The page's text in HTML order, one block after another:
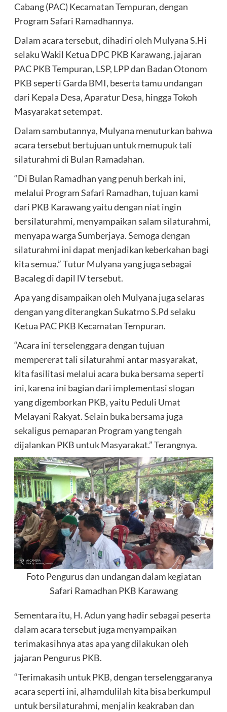
Cabang (PAC) Kecamatan Tempuran, dengan
Program Safari Ramadhannya.
Dalam acara tersebut, dihadiri oleh Mulyana S.Hi
selaku Wakil Ketua DPC PKB Karawang, jajaran
PAC PKB Tempuran, LSP, LPP dan Badan Otonom
PKB seperti Garda BMI, beserta tamu undangan
dari Kepala Desa, Aparatur Desa, hingga Tokoh
Masyarakat setempat.
Dalam sambutannya, Mulyana menuturkan bahwa
acara tersebut bertujuan untuk memupuk tali
silaturahmi di Bulan Ramadahan.
“Di Bulan Ramadhan yang penuh berkah ini,
melalui Program Safari Ramadhan, tujuan kami
dari PKB Karawang yaitu dengan niat ingin
bersilaturahmi, menyampaikan salam silaturahmi,
menyapa warga Sumberjaya. Semoga dengan
silaturahmi ini dapat menjadikan keberkahan bagi
kita semua.” Tutur Mulyana yang juga sebagai
Bacaleg di dapil lV tersebut.
Apa yang disampaikan oleh Mulyana juga selaras
dengan yang diterangkan Sukatmo S.Pd selaku
Ketua PAC PKB Kecamatan Tempuran.
“Acara ini terselenggara dengan tujuan
mempererat tali silaturahmi antar masyarakat,
kita fasilitasi melalui acara buka bersama seperti
ini, karena ini bagian dari implementasi slogan
yang digemborkan PKB, yaitu Peduli Umat
Melayani Rakyat. Selain buka bersama juga
sekaligus pemaparan Program yang tengah
dijalankan PKB untuk Masyarakat.” Terangnya.
Foto Pengurus dan undangan dalam kegiatan
Safari Ramadhan PKB Karawang
Sementara itu, H. Adun yang hadir sebagai peserta
dalam acara tersebut juga menyampaikan
terimakasihnya atas apa yang dilakukan oleh
jajaran Pengurus PKB.
“Terimakasih untuk PKB, dengan terselenggaranya
acara seperti ini, alhamdulilah kita bisa berkumpul
untuk bersilaturahmi, menjalin keakraban dan